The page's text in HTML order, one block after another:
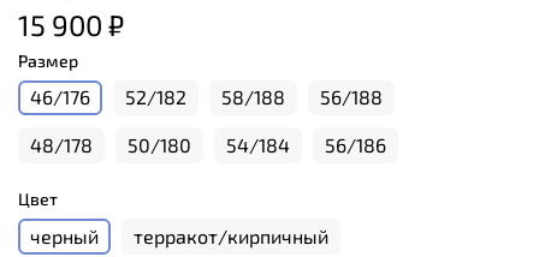
15 900 ₽
Размер
46/176 52/182 58/188 56/188
48/178 50/180 54/184 56/186
Цвет
черный терракот/кирпичный